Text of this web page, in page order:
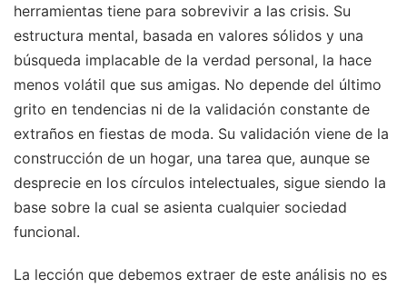
herramientas tiene para sobrevivir a las crisis. Su
estructura mental, basada en valores sólidos y una
búsqueda implacable de la verdad personal, la hace
menos volátil que sus amigas. No depende del último
grito en tendencias ni de la validación constante de
extraños en fiestas de moda. Su validación viene de la
construcción de un hogar, una tarea que, aunque se
desprecie en los círculos intelectuales, sigue siendo la
base sobre la cual se asienta cualquier sociedad
funcional.
La lección que debemos extraer de este análisis no es